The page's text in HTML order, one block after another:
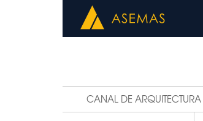
CANAL DE ARQUITECTURA